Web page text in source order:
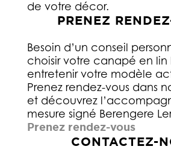
de votre décor.
PRENEZ
Besoin d’un conseil
choisir votre canapé en lin
entretenir votre modèle
Prenez rendez-vous dans
et découvrez
mesure signé Berengere
Prenez rendez-vous
CONTACTEZ-